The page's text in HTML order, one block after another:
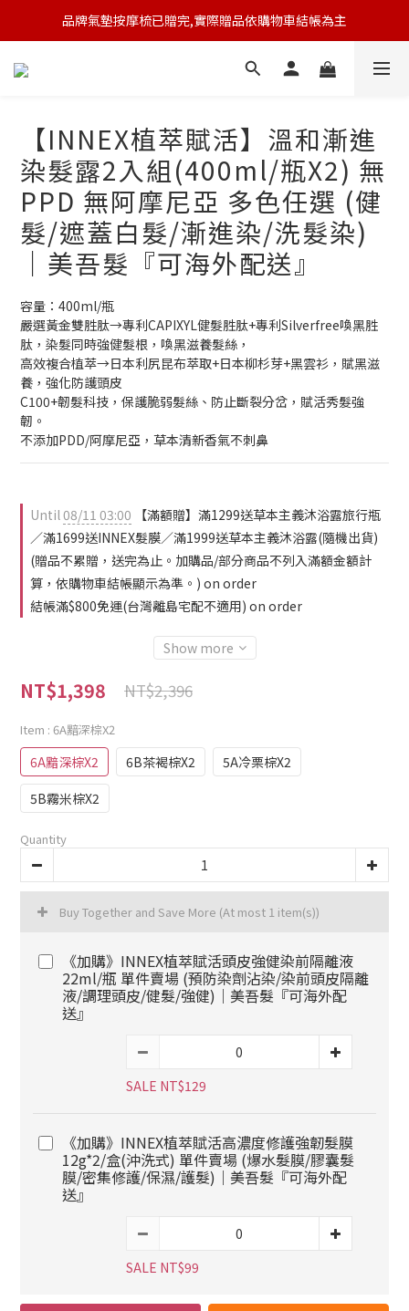
🆕 新會員註冊開卡送9折券 💰
品牌氣墊按摩梳已贈完,實際贈品依購物車結帳為主
🆕 新會員註冊開卡送9折券 💰
【INNEX植萃賦活】溫和漸進
染髮露2入組(400ml/瓶X2) 無
PPD 無阿摩尼亞 多色任選 (健
髮/遮蓋白髮/漸進染/洗髮染)
｜美吾髮『可海外配送』
容量：400ml/瓶
嚴選黃金雙胜肽→專利CAPIXYL健髮胜肽+專利Silverfree喚黑胜
肽，染髮同時強健髮根，喚黑滋養髮絲，
高效複合植萃→日本利尻昆布萃取+日本柳杉芽+黑雲衫，賦黑滋
養，強化防護頭皮
C100+韌髮科技，保護脆弱髮絲、防止斷裂分岔，賦活秀髮強
韌。
不添加PDD/阿摩尼亞，草本清新香氣不刺鼻
Until08/11 03:00 【滿額贈】滿1299送草本主義沐浴露旅行瓶
／滿1699送INNEX髮膜／滿1999送草本主義沐浴露(隨機出貨)
(贈品不累贈，送完為止。加購品/部分商品不列入滿額金額計
算，依購物車結帳顯示為準。) on order
結帳滿$800免運(台灣離島宅配不適用) on order
Show more
NT$1,398 NT$2,396
Item : 6A黯深棕X2
6A黯深棕X2 6B茶褐棕X2
5A冷栗棕X2
5B霧米棕X2
Quantity
Buy Together and Save More (At most 1 item(s))
《加購》INNEX植萃賦活頭皮強健染前隔離液
22ml/瓶 單件賣場 (預防染劑沾染/染前頭皮隔離
液/調理頭皮/健髮/強健)｜美吾髮『可海外配
送』
SALE NT$129
《加購》INNEX植萃賦活高濃度修護強韌髮膜
12g*2/盒(沖洗式) 單件賣場 (爆水髮膜/膠囊髮
膜/密集修護/保濕/護髮)｜美吾髮『可海外配
送』
SALE NT$99